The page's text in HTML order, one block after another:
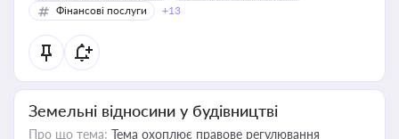
Фінансові послуги
+13
Земельні відносини у будівництві
Про що тема: Тема охоплює правове регулювання